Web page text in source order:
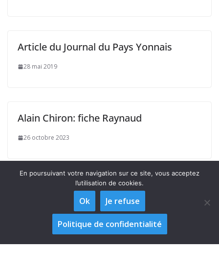
Article du Journal du Pays Yonnais
28 mai 2019
Alain Chiron: fiche Raynaud
26 octobre 2023
En poursuivant votre navigation sur ce site, vous acceptez
l’utilisation de cookies.
Ok Je refuse
Politique de confidentialité